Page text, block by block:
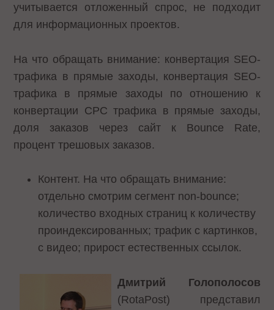
учитывается отложенный спрос, не подходит
для информационных проектов.
На что обращать внимание: конвертация SEO-
трафика в прямые заходы, конвертация SEO-
трафика в прямые заходы по отношению к
конвертации CPC трафика в прямые заходы,
доля заказов через сайт к Bounce Rate,
процент трешовых заказов.
Контент. На что обращать внимание:
отдельно смотрим сегмент non-bounce;
количество входных страниц к количеству
проиндексированных; трафик с картинков,
с видео; прирост естественных ссылок.
Дмитрий Голополосов
(RotaPost) представил